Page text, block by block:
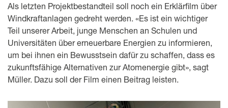
Als letzten Projektbestandteil soll noch ein Erklärfilm über
Windkraftanlagen gedreht werden. «Es ist ein wichtiger
Teil unserer Arbeit, junge Menschen an Schulen und
Universitäten über erneuerbare Energien zu informieren,
um bei ihnen ein Bewusstsein dafür zu schaffen, dass es
zukunftsfähige Alternativen zur Atomenergie gibt», sagt
Müller. Dazu soll der Film einen Beitrag leisten.